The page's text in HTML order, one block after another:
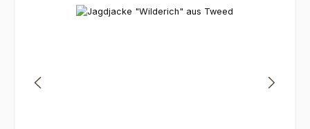
Bildergalerie überspringen